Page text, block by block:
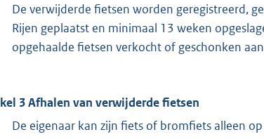
De verwijderde fietsen worden geregistreerd,
Rijen geplaatst en minimaal 13 weken
opgehaalde fietsen verkocht of geschonken
3 Afhalen van verwijderde fietsen
De eigenaar kan zijn fiets of bromfiets alleen